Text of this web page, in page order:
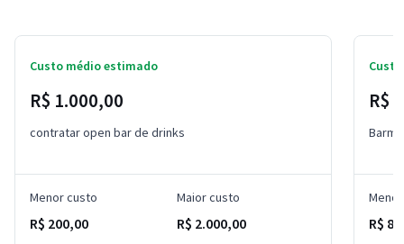
Custo médio estimado
R$ 1.000,00
contratar open bar de drinks
Menor custo
R$ 200,00
Maior custo
R$ 2.000,00
R$
R$